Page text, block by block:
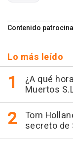
Contenido
Lo más leído
¿A qué
Muertos
Tom
secreto de